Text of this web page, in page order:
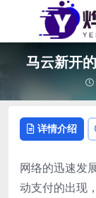
马云新开
详情介绍
网络的迅速发
动支付的出现